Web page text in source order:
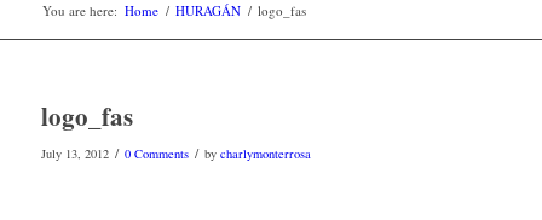
You are here: Home / HURAGÁN / logo_fas
logo_fas
July 13, 2012 / 0 Comments / by charlymonterrosa